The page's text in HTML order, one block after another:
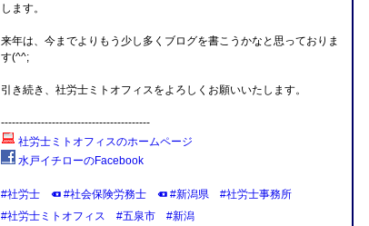
します。
来年は、今までよりもう少し多くブログを書こうかなと思っておりま
す(^^;
引き続き、社労士ミトオフィスをよろしくお願いいたします。
-----------------------------------------
社労士ミトオフィスのホームページ
水戸イチローのFacebook
#社労士 #社会保険労務士 #新潟県
#社労士事務所
#社労士ミトオフィス
#五泉市 #新潟